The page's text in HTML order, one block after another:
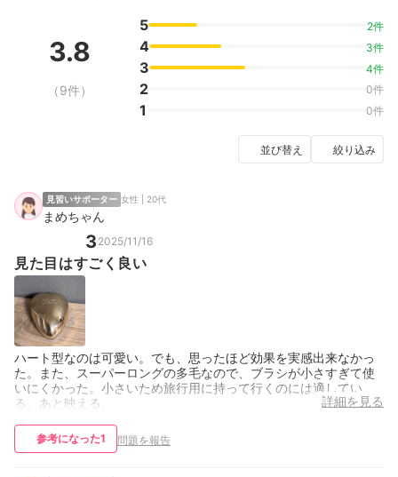
3.8
（9件）
5 2件
4 3件
3 4件
2 0件
1 0件
並び替え 絞り込み
見習いサポーター 女性 | 20代
まめちゃん
3 2025/11/16
見た目はすごく良い
ハート型なのは可愛い。でも、思ったほど効果を実感出来なかっ
た。また、スーパーロングの多毛なので、ブラシが小さすぎて使
いにくかった。小さいため旅行用に持って行くのには適してい
る。あと映える。
詳細を見る
参考になった1 問題を報告